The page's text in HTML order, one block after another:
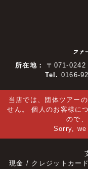
所在地：
〒071-0242
Tel. 0166-
当店では、団体ツアー
せん。 個人のお客様に
ので
Sorry,
現金 / クレジットカー